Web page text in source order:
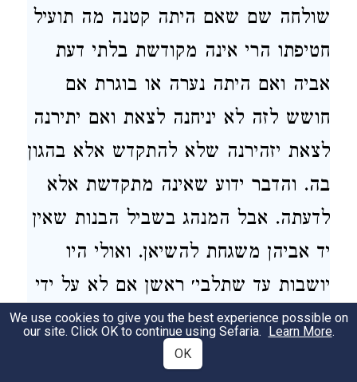
שולחה שם שאם היתה קטנה מה תועיל
חטיפתו הרי אינה מקודשת בלתי דעת
אביה ואם היתה נערה או בוגרת אם
חושש לזה לא יניחנה לצאת ואם יתירנה
לצאת יזהירנה שלא להתקדש אלא בהגון
בה. והדבר ידוע שאינה מתקדשת אלא
לדעתה. אבל המנהג בשביל הבנות שאין
יד אביהן משגחת להשיאן. ואולי היו
יושבות עד שתלבי׳ ראשן אם לא על ידי
המנהג הזה.
And there are those that wonder: How was
We use cookies to give you the best experience possible on
our site. Click OK to continue using Sefaria. Learn More.
OK